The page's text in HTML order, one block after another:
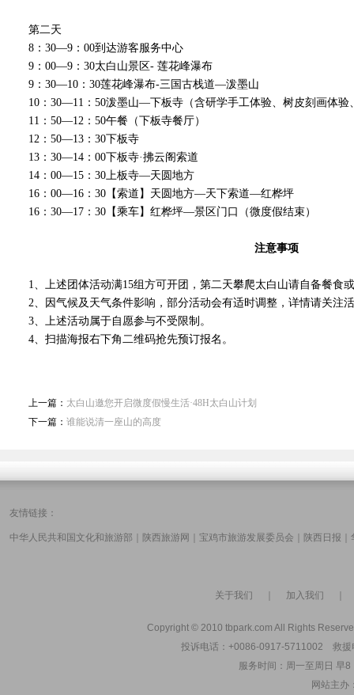
第二天
8：30—9：00到达游客服务中心
9：00—9：30太白山景区- 莲花峰瀑布
9：30—10：30莲花峰瀑布-三国古栈道—泼墨山
10：30—11：50泼墨山—下板寺（含研学手工体验、树皮刻画体验
11：50—12：50午餐（下板寺餐厅）
12：50—13：30下板寺
13：30—14：00下板寺·拂云阁索道
14：00—15：30上板寺—天圆地方
16：00—16：30【索道】天圆地方—天下索道—红桦坪
16：30—17：30【乘车】红桦坪—景区门口（微度假结束）
注意事项
1、上述团体活动满15组方可开团，第二天攀爬太白山请自备餐食
2、因气候及天气条件影响，部分活动会有适时调整，详情请关注
3、上述活动属于自愿参与不受限制。
4、扫描海报右下角二维码抢先预订报名。
上一篇： 太白山邀您开启微度假慢生活·48H太白山计划
下一篇： 谁能说清一座山的高度
友情链接：
中华人民共和国文化和旅游部 陕西旅游网 宝鸡市旅游发展委员会 陕西日报
关于我们 加入我们
Copyright © 2010 tbpark.com All Rights
投诉电话：+0086-0917-5711002 救
服务时间：周一至周日 早
网站主办